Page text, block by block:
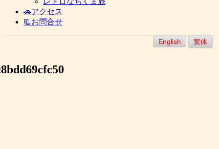
🚗アクセス
📃お問合せ
English 繁体